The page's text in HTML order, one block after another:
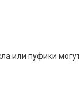
или пуфики